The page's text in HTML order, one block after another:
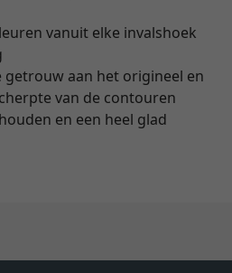
vanuit elke invalshoek
getrouw aan het origineel en
van de contouren
en een heel glad